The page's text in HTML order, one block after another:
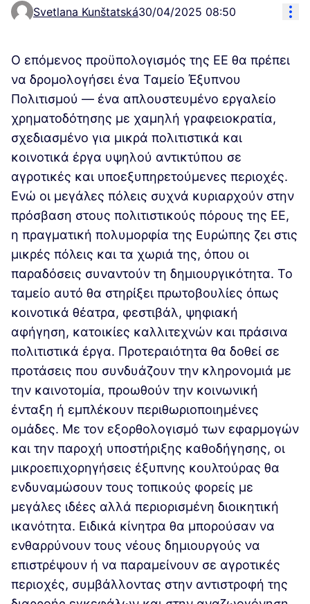
Svetlana Kunštatská30/04/2025 08:50
Ο επόμενος προϋπολογισμός της ΕΕ θα πρέπει
να δρομολογήσει ένα Ταμείο Έξυπνου
Πολιτισμού — ένα απλουστευμένο εργαλείο
χρηματοδότησης με χαμηλή γραφειοκρατία,
σχεδιασμένο για μικρά πολιτιστικά και
κοινοτικά έργα υψηλού αντικτύπου σε
αγροτικές και υποεξυπηρετούμενες περιοχές.
Ενώ οι μεγάλες πόλεις συχνά κυριαρχούν στην
πρόσβαση στους πολιτιστικούς πόρους της ΕΕ,
η πραγματική πολυμορφία της Ευρώπης ζει στις
μικρές πόλεις και τα χωριά της, όπου οι
παραδόσεις συναντούν τη δημιουργικότητα. Το
ταμείο αυτό θα στηρίξει πρωτοβουλίες όπως
κοινοτικά θέατρα, φεστιβάλ, ψηφιακή
αφήγηση, κατοικίες καλλιτεχνών και πράσινα
πολιτιστικά έργα. Προτεραιότητα θα δοθεί σε
προτάσεις που συνδυάζουν την κληρονομιά με
την καινοτομία, προωθούν την κοινωνική
ένταξη ή εμπλέκουν περιθωριοποιημένες
ομάδες. Με τον εξορθολογισμό των εφαρμογών
και την παροχή υποστήριξης καθοδήγησης, οι
μικροεπιχορηγήσεις έξυπνης κουλτούρας θα
ενδυναμώσουν τους τοπικούς φορείς με
μεγάλες ιδέες αλλά περιορισμένη διοικητική
ικανότητα. Ειδικά κίνητρα θα μπορούσαν να
ενθαρρύνουν τους νέους δημιουργούς να
επιστρέψουν ή να παραμείνουν σε αγροτικές
περιοχές, συμβάλλοντας στην αντιστροφή της